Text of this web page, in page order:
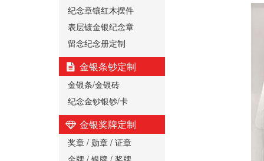
纪念章镶红木摆件
表层镀金银纪念章
留念纪念册定制
金银条钞定制
金银条/金银砖
纪念金钞银钞/卡
金银奖牌定制
奖章 / 勋章 / 证章
金牌 / 银牌 / 奖牌